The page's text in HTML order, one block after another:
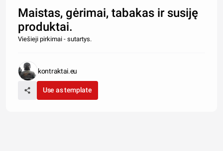
Maistas, gėrimai, tabakas ir susiję
produktai.
Viešieji pirkimai - sutartys.
kontraktai.eu
Use as template